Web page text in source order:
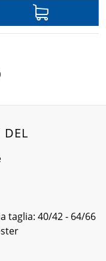
DEL
taglia: 40/42 - 64/66